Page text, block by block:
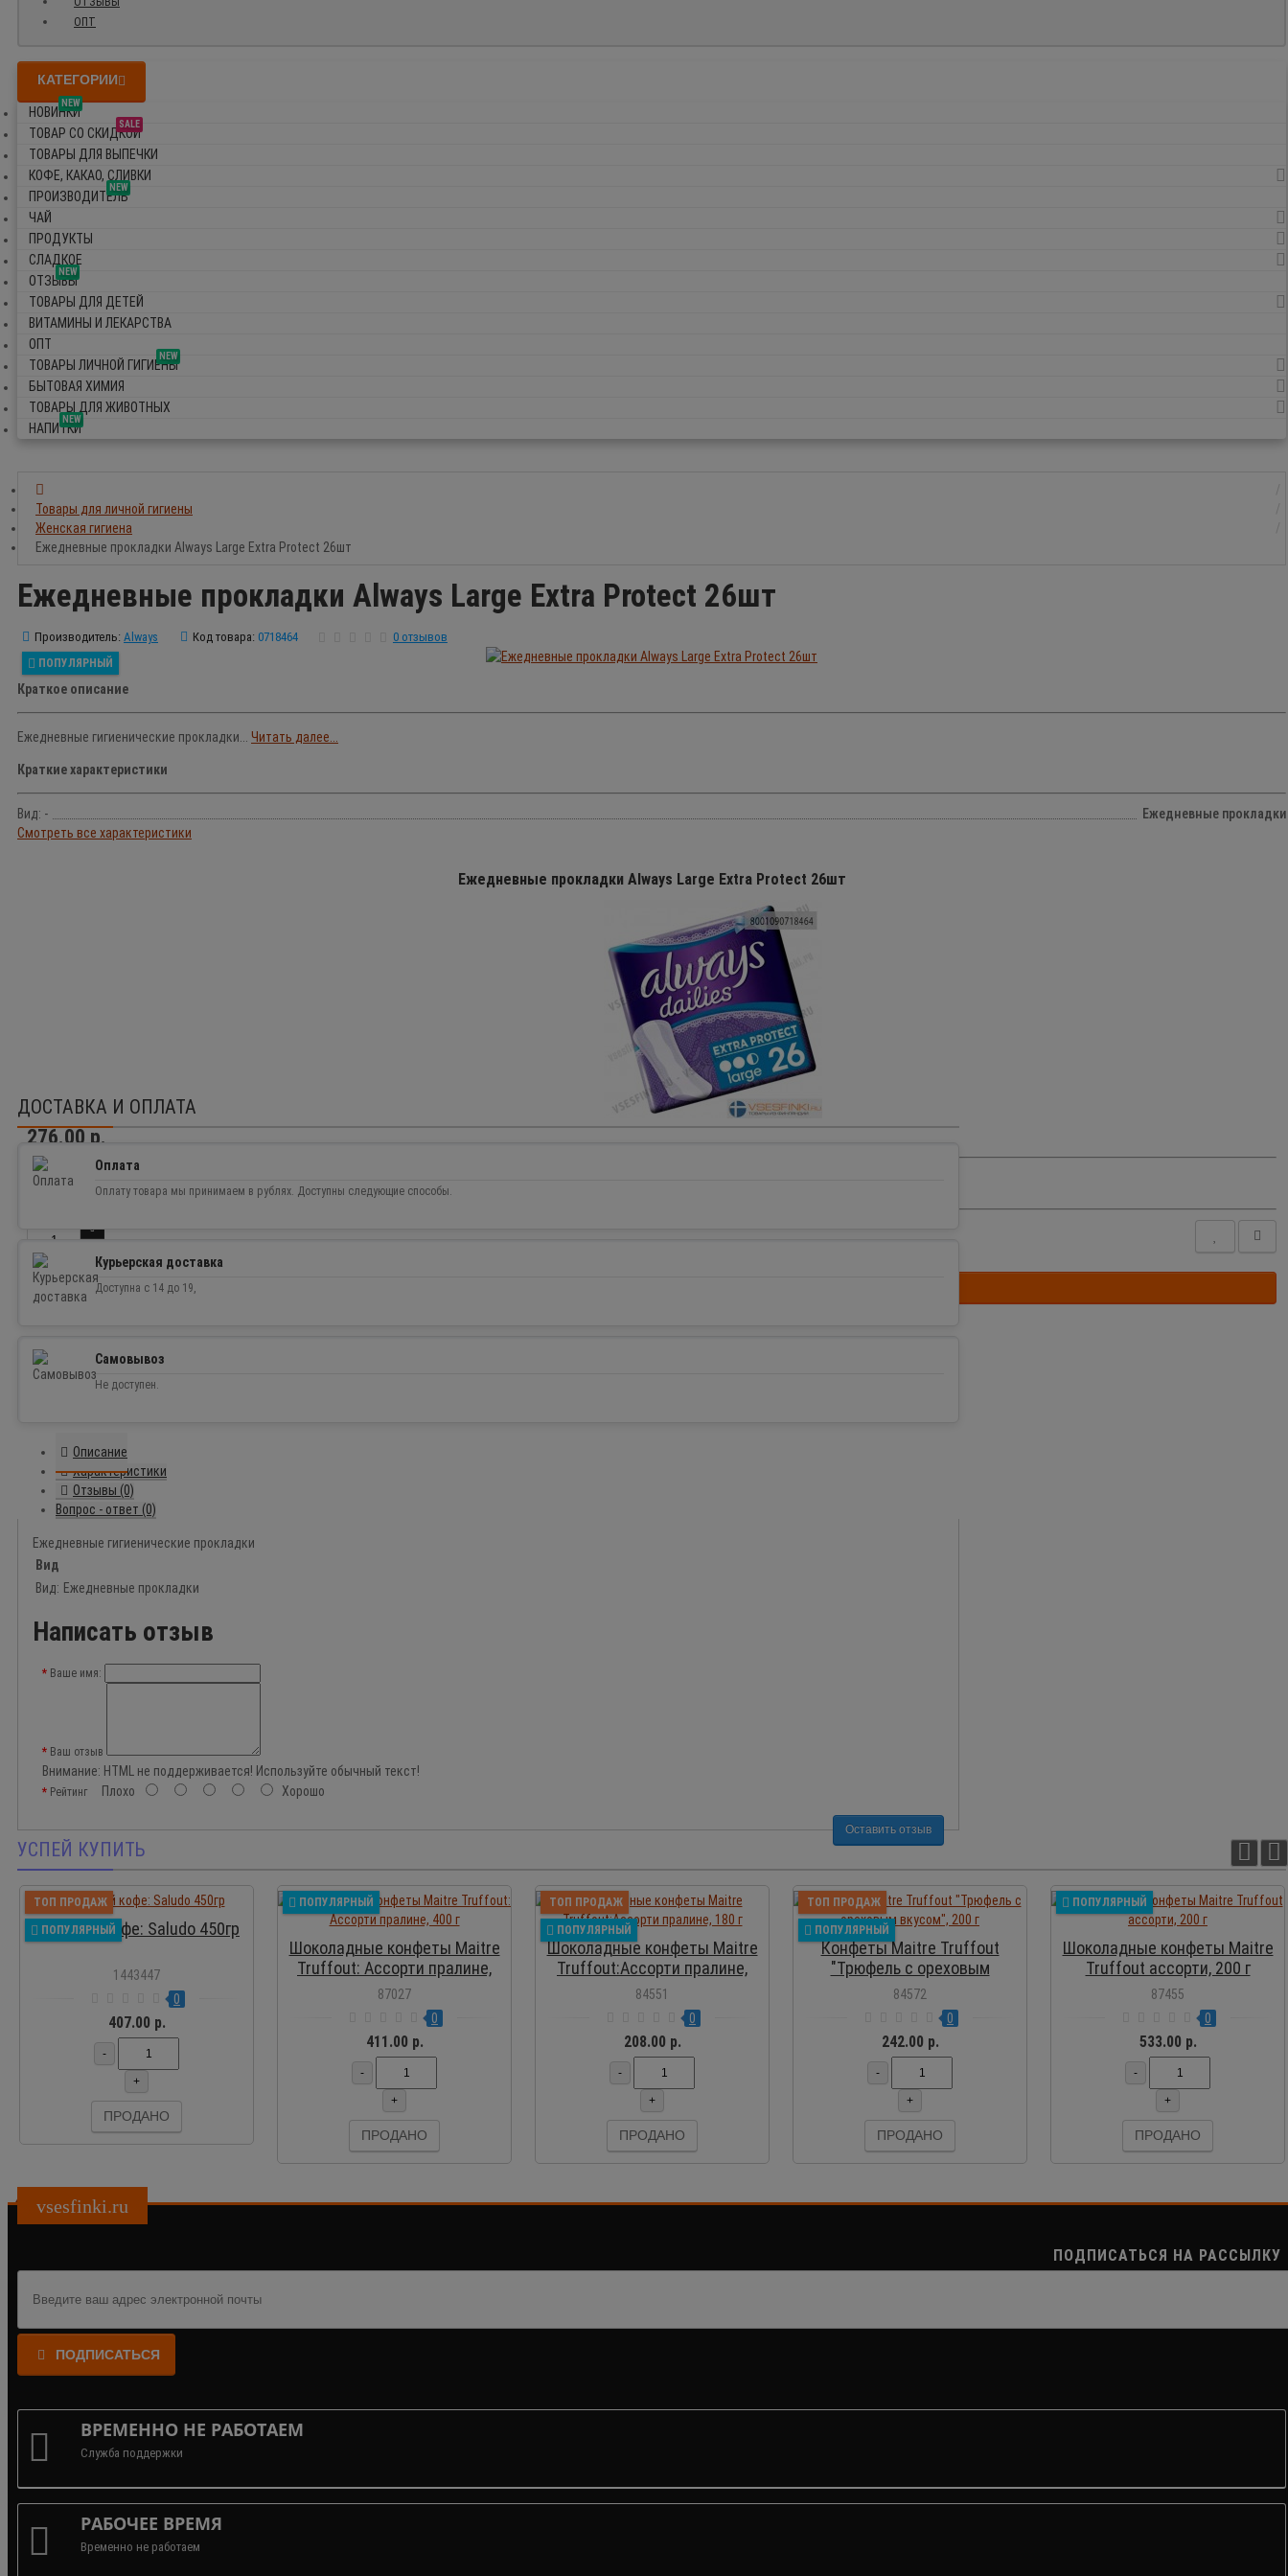
ОПТ
КАТЕГОРИИ
NEW
НОВИНКИ
SALE
ТОВАР СО СКИДКОЙ
ТОВАРЫ ДЛЯ ВЫПЕЧКИ
КОФЕ, КАКАО, СЛИВКИ
NEW
ПРОИЗВОДИТЕЛЬ
ЧАЙ
ПРОДУКТЫ
СЛАДКОЕ
NEW
ОТЗЫВЫ
ТОВАРЫ ДЛЯ ДЕТЕЙ
ВИТАМИНЫ И ЛЕКАРСТВА
ОПТ
NEW
ТОВАРЫ ЛИЧНОЙ ГИГИЕНЫ
БЫТОВАЯ ХИМИЯ
ТОВАРЫ ДЛЯ ЖИВОТНЫХ
NEW
НАПИТКИ
Товары для личной гигиены
Женская гигиена
Ежедневные прокладки Always Large Extra Protect 26шт
Ежедневные прокладки Always Large Extra Protect 26шт
Производитель: Always Код товара: 0718464 0 отзывов
ПОПУЛЯРНЫЙ
Краткое описание
Ежедневные гигиенические прокладки... Читать далее...
Краткие характеристики
Вид: -
Ежедневные прокладки
Смотреть все характеристики
Ежедневные прокладки Always Large Extra Protect 26шт
276.00 р.
Доступность: 0
ДОСТАВКА И ОПЛАТА
Оплата
Оплату товара мы принимаем в рублях. Доступны следующие способы.
Курьерская доставка
Доступна с 14 до 19,
Самовывоз
Не доступен.
Описание
Характеристики
Отзывы (0)
Вопрос - ответ (0)
Ежедневные гигиенические прокладки
Вид
Вид: Ежедневные прокладки
Написать отзыв
Ваше имя:
Ваш отзыв
Внимание: HTML не поддерживается! Используйте обычный текст!
Рейтинг Плохо Хорошо
Оставить отзыв
УСПЕЙ КУПИТЬ
ПРОСМОТР
ТОП ПРОДАЖ
ПОПУЛЯРНЫЙ
Молотый кофе: Saludo 450гр
1443447
0
407.00 р.
-
+
ПРОДАНО
ПРОСМОТР
ПОПУЛЯРНЫЙ
Шоколадные конфеты Maitre
Truffout: Ассорти пралине,
400 г
87027
0
411.00 р.
-
+
ПРОДАНО
ПРОСМОТР
ТОП ПРОДАЖ
ПОПУЛЯРНЫЙ
Шоколадные конфеты Maitre
Truffout:Ассорти пралине,
180 г
84551
0
208.00 р.
-
+
ПРОДАНО
ПРОСМОТР
ТОП ПРОДАЖ
ПОПУЛЯРНЫЙ
Конфеты Maitre Truffout
"Трюфель с ореховым
вкусом", 200 г
84572
0
242.00 р.
-
+
ПРОДАНО
ПОПУЛЯРНЫЙ
Шоколадные конфеты Maitre
Truffout ассорти, 200 г
87455
0
533.00 р.
-
+
ПРОДАНО
vsesfinki.ru
ПОДПИСАТЬСЯ НА РАССЫЛКУ
ПОДПИСАТЬСЯ
ВРЕМЕННО НЕ РАБОТАЕМ
Служба поддержки
РАБОЧЕЕ ВРЕМЯ
Временно не работаем